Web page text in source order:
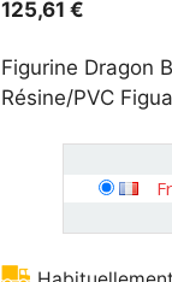
125,61 €
Figurine Dragon
Résine/PVC